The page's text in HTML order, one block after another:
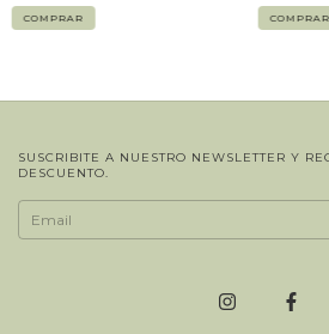
SUSCRIBITE A NUESTRO NEWSLETTER Y
DESCUENTO.